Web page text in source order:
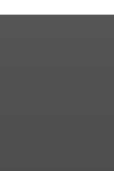
Росгвардии
Пензенской области Павел
Лермонтовский праздник